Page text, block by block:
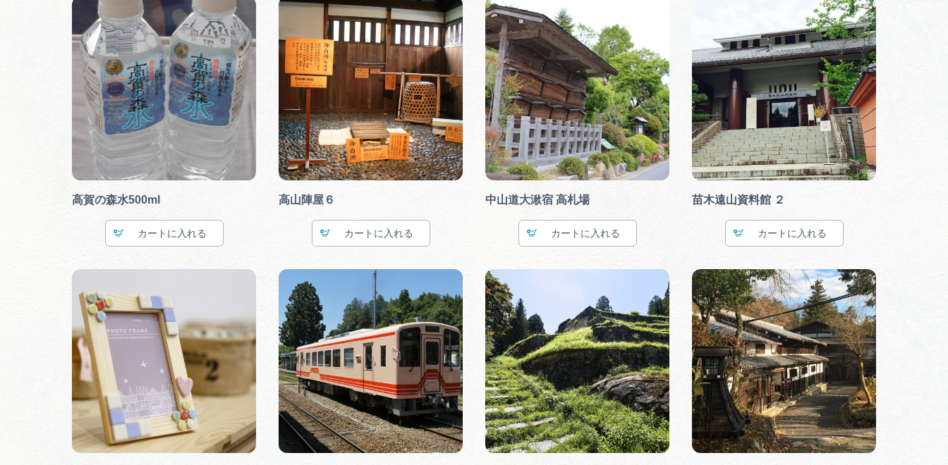
高賀の森水500ml
カート
高山陣屋６
カート
中山道大湫宿 高札場
カート
苗木遠山資料館 ２
カート